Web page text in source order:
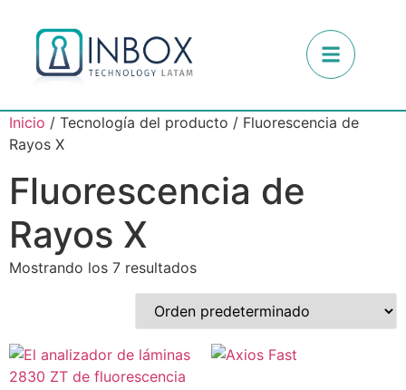
Inicio / Tecnología del producto / Fluorescencia de
Rayos X
Fluorescencia de
Rayos X
Mostrando los 7 resultados